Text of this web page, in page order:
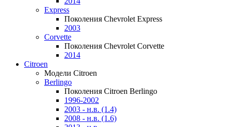
Express
Поколения Chevrolet Express
2003
Corvette
Поколения Chevrolet Corvette
2014
Citroen
Модели Citroen
Berlingo
Поколения Citroen Berlingo
1996-2002
2003 - н.в. (1.4)
2008 - н.в. (1.6)